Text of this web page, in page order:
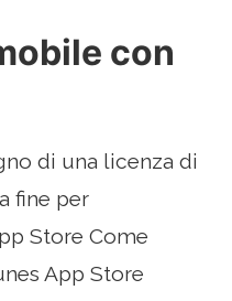
con
di una licenza di
fine per
Store Come
App Store